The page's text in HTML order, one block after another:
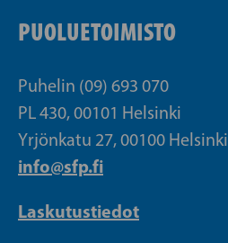
PUOLUETOIMISTO
Puhelin (09) 693 070
PL 430, 00101 Helsinki
Yrjönkatu 27, 00100 Helsinki
info@sfp.fi
Laskutustiedot